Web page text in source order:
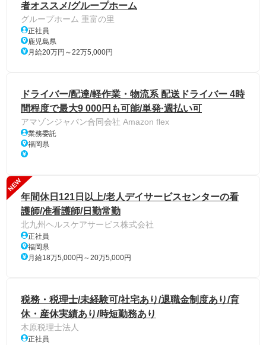
者オススメ/グループホーム
グループホーム 重富の里
正社員
鹿児島県
月給20万円～22万5,000円
ドライバー/配達/軽作業・物流系 配送ドライバー 4時
間程度で最大9 000円も可能/単発·週払い可
アマゾンジャパン合同会社 Amazon flex
業務委託
福岡県
NEW
年間休日121日以上/老人デイサービスセンターの看
護師/准看護師/日勤常勤
北九州ヘルスケアサービス株式会社
正社員
福岡県
月給18万5,000円～20万5,000円
税務・税理士/未経験可/社宅あり/退職金制度あり/育
休・産休実績あり/時短勤務あり
木原税理士法人
正社員